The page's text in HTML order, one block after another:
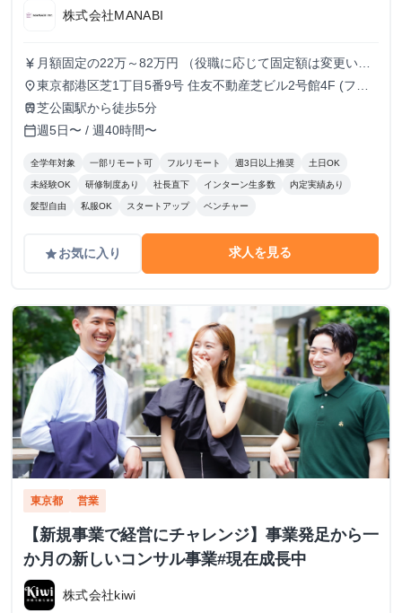
株式会社MANABI
currency_yen 月額固定の22万～82万円 （役職に応じて固定額は変更いた
します）
place東京都港区芝1丁目5番9号 住友不動産芝ビル2号館4F (フル
リモート/出勤は自由です)
train芝公園駅から徒歩5分
calendar_today週5日〜 / 週40時間〜
全学年対象 一部リモート可 フルリモート 週3日以上推奨 土日OK
未経験OK 研修制度あり 社長直下 インターン生多数 内定実績あり
髪型自由 私服OK スタートアップ ベンチャー
gradeお気に入り 求人を見る
東京都 営業
【新規事業で経営にチャレンジ】事業発足から一
か月の新しいコンサル事業#現在成長中
株式会社kiwi